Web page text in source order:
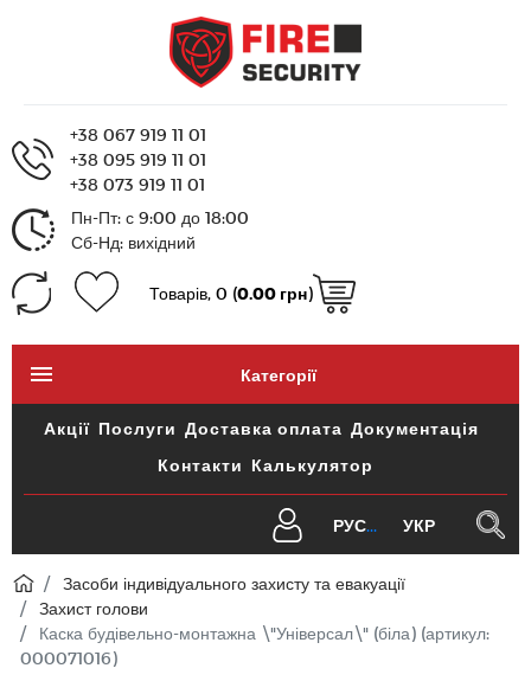
+38 067 919 11 01
+38 095 919 11 01
+38 073 919 11 01
Пн-Пт: с 9:00 до 18:00
Сб-Нд: вихідний
Товарів, 0 (0.00 грн)
Категорії
Акції Послуги Доставка оплата Документація
Контакти Калькулятор
РУС УКР
Засоби індивідуального захисту та евакуації
Захист голови
Каска будівельно-монтажна \"Універсал\" (біла) (артикул:
000071016)